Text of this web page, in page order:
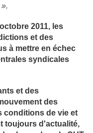
2011, les
et des
à mettre en échec
syndicales
et des
des
conditions de vie et
toujours d'actualité,